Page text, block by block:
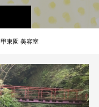
東園 美容室